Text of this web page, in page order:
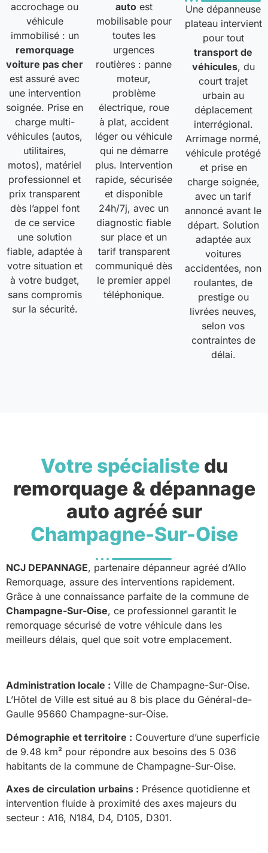
accrochage ou
véhicule
immobilisé : un
remorquage
voiture pas cher
est assuré avec
une intervention
soignée. Prise en
charge multi-
véhicules (autos,
utilitaires,
motos), matériel
professionnel et
prix transparent
dès l’appel font
de ce service
une solution
fiable, adaptée à
votre situation et
à votre budget,
sans compromis
sur la sécurité.
autoest
mobilisable pour
toutes les
urgences
routières : panne
moteur,
problème
électrique, roue
à plat, accident
léger ou véhicule
qui ne démarre
plus. Intervention
rapide, sécurisée
et disponible
24h/7j, avec un
diagnostic fiable
sur place et un
tarif transparent
communiqué dès
le premier appel
téléphonique.
Une dépanneuse
plateau intervient
pour tout
transport de
véhicules, du
court trajet
urbain au
déplacement
interrégional.
Arrimage normé,
véhicule protégé
et prise en
charge soignée,
avec un tarif
annoncé avant le
départ. Solution
adaptée aux
voitures
accidentées, non
roulantes, de
prestige ou
livrées neuves,
selon vos
contraintes de
délai.
Votre spécialistedu
remorquage & dépannage
auto agréé sur
Champagne-Sur-Oise
NCJ DEPANNAGE, partenaire dépanneur agréé d’Allo
Remorquage, assure des interventions rapidement.
Grâce à une connaissance parfaite de la commune de
Champagne-Sur-Oise, ce professionnel garantit le
remorquage sécurisé de votre véhicule dans les
meilleurs délais, quel que soit votre emplacement.
Administration locale : Ville de Champagne-Sur-Oise.
L’Hôtel de Ville est situé au 8 bis place du Général-de-
Gaulle 95660 Champagne-sur-Oise.
Démographie et territoire : Couverture d’une superficie
de 9.48 km² pour répondre aux besoins des 5 036
habitants de la commune de Champagne-Sur-Oise.
Axes de circulation urbains : Présence quotidienne et
intervention fluide à proximité des axes majeurs du
secteur : A16, N184, D4, D105, D301.